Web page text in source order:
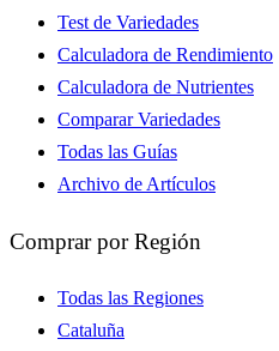
Test de Variedades
Calculadora de Rendimiento
Calculadora de Nutrientes
Comparar Variedades
Todas las Guías
Archivo de Artículos
Comprar por Región
Todas las Regiones
Cataluña